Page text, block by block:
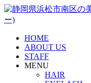
HOME
ABOUT US
STAFF
MENU
HAIR